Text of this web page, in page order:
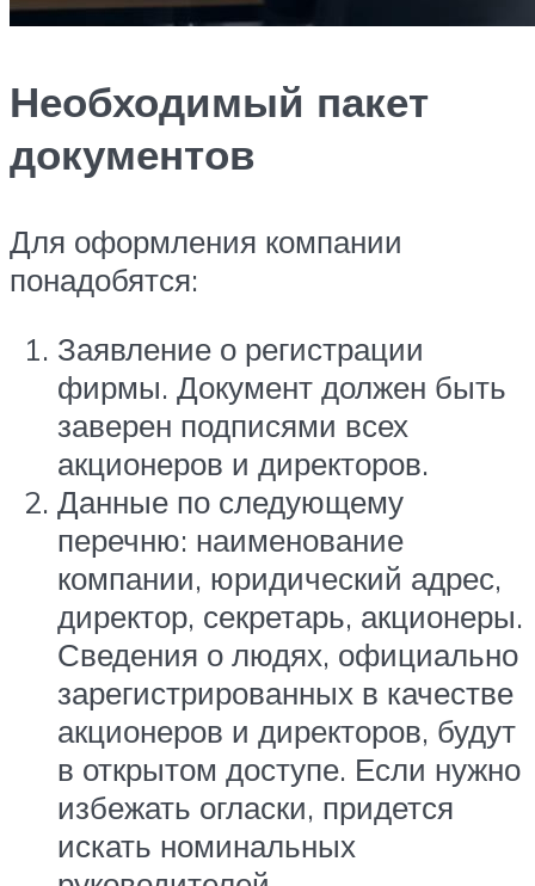
Необходимый пакет
документов
Для оформления компании
понадобятся:
Заявление о регистрации
фирмы. Документ должен быть
заверен подписями всех
акционеров и директоров.
Данные по следующему
перечню: наименование
компании, юридический адрес,
директор, секретарь, акционеры.
Сведения о людях, официально
зарегистрированных в качестве
акционеров и директоров, будут
в открытом доступе. Если нужно
избежать огласки, придется
искать номинальных